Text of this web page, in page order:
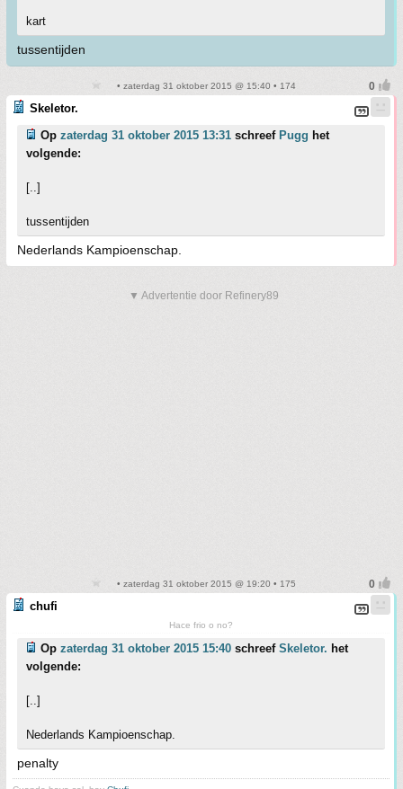
kart
tussentijden
• zaterdag 31 oktober 2015 @ 15:40 • 174
Skeletor.
Op zaterdag 31 oktober 2015 13:31 schreef Pugg het
volgende:
[..]
tussentijden
Nederlands Kampioenschap.
▼ Advertentie door Refinery89
• zaterdag 31 oktober 2015 @ 19:20 • 175
chufi
Hace frio o no?
Op zaterdag 31 oktober 2015 15:40 schreef Skeletor. het
volgende:
[..]
Nederlands Kampioenschap.
penalty